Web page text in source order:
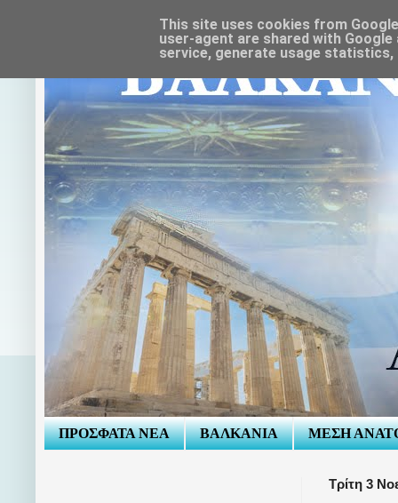
ΠΡΟΣΦΑΤΑ ΝΕΑ ΒΑΛΚΑΝΙΑ ΜΕΣΗ
Τρίτη 3
This site uses cookies from
user-agent are shared with
service, generate usage statistics,